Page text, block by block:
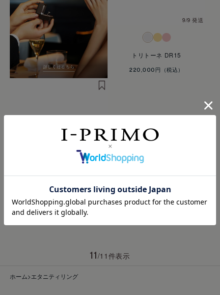
9/9 発送
トリトーネ DR15
220,000円
ヘリオス DR18
11 /11件表示
ホーム> エタニティリング